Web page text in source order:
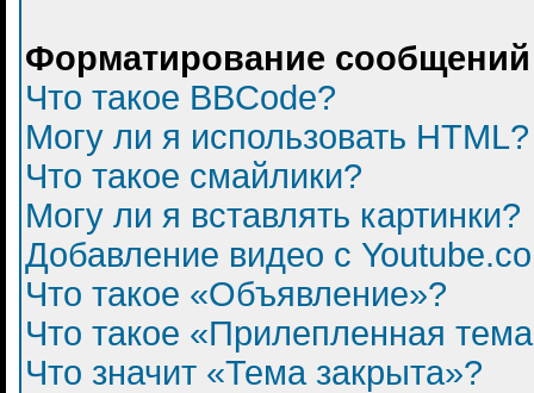
Форматирование
Что такое BBCode?
Могу ли я использовать HTML?
Что такое смайлики?
Могу ли я вставлять картинки?
Добавление видео с
Что такое «Объявление»?
Что такое «Прилепленная
Что значит «Тема закрыта»?